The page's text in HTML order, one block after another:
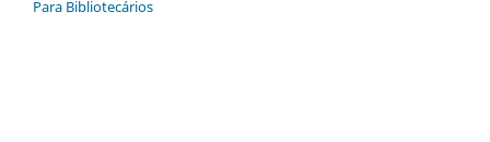
Para Bibliotecários